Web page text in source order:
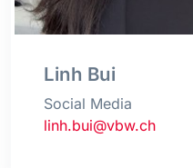
Linh Bui
Social Media
linh.bui@vbw.ch